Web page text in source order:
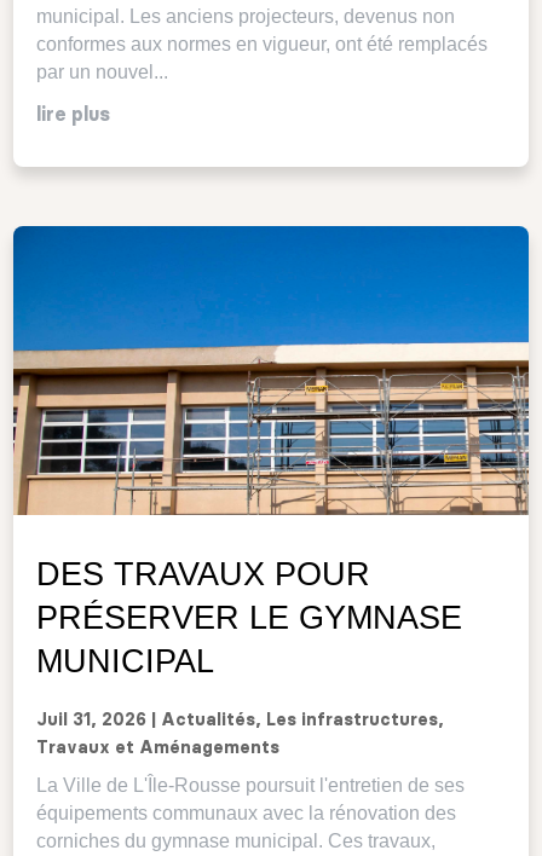
municipal. Les anciens projecteurs, devenus non
conformes aux normes en vigueur, ont été remplacés
par un nouvel...
lire plus
DES TRAVAUX POUR
PRÉSERVER LE GYMNASE
MUNICIPAL
Juil 31, 2026 Actualités, Les infrastructures,
Travaux et Aménagements
La Ville de L'Île-Rousse poursuit l'entretien de ses
équipements communaux avec la rénovation des
corniches du gymnase municipal. Ces travaux,